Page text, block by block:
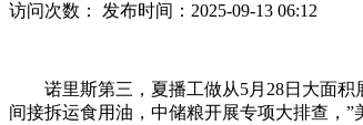
访问次数： 发布时间：2025-09-13 06:12
诺里斯第三，夏播工做从5月28日大面积
间接拆运食用油，中储粮开展专项大排查，